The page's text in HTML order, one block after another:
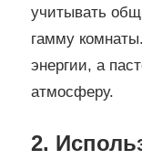
учитывать
гамму
энергии, а
атмосферу.
2.